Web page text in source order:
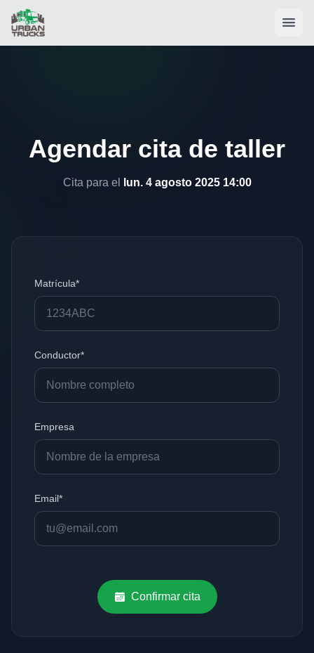
Agendar cita de taller
Cita para el lun. 4 agosto 2025 14:00
Matrícula*
Conductor*
Empresa
Email*
Confirmar cita